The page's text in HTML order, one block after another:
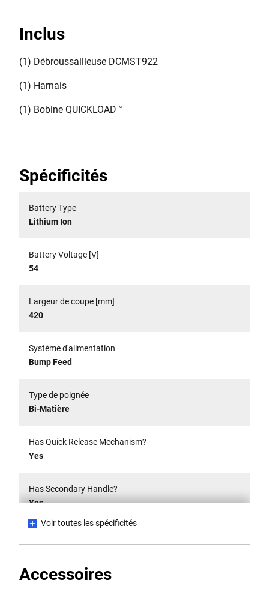
Inclus
(1) Débroussailleuse DCMST922
(1) Harnais
(1) Bobine QUICKLOAD™
Spécificités
Battery Type
Lithium Ion
Battery Voltage [V]
54
Largeur de coupe [mm]
420
Système d'alimentation
Bump Feed
Type de poignée
Bi-Matière
Has Quick Release Mechanism?
Yes
Has Secondary Handle?
Yes
Is Battery Included?
Voir toutes les spécificités
Accessoires